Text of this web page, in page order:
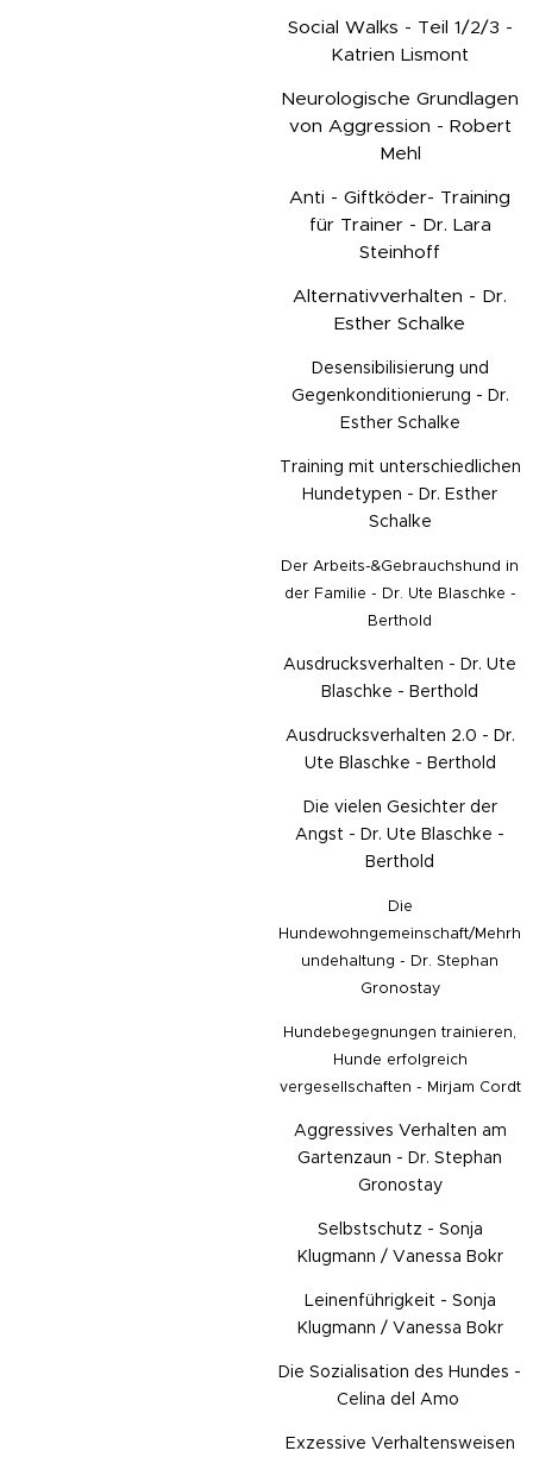
Social Walks - Teil 1/2/3 -
Katrien Lismont
Neurologische Grundlagen
von Aggression - Robert
Mehl
Anti - Giftköder- Training
für Trainer - Dr. Lara
Steinhoff
Alternativverhalten - Dr.
Esther Schalke
Desensibilisierung und
Gegenkonditionierung - Dr.
Esther Schalke
Training mit unterschiedlichen
Hundetypen - Dr. Esther
Schalke
Der Arbeits-&Gebrauchshund in
der Familie - Dr. Ute Blaschke -
Berthold
Ausdrucksverhalten - Dr. Ute
Blaschke - Berthold
Ausdrucksverhalten 2.0 - Dr.
Ute Blaschke - Berthold
Die vielen Gesichter der
Angst - Dr. Ute Blaschke -
Berthold
Die
Hundewohngemeinschaft/Mehrh
undehaltung - Dr. Stephan
Gronostay
Hundebegegnungen trainieren,
Hunde erfolgreich
vergesellschaften - Mirjam Cordt
Aggressives Verhalten am
Gartenzaun - Dr. Stephan
Gronostay
Selbstschutz - Sonja
Klugmann / Vanessa Bokr
Leinenführigkeit - Sonja
Klugmann / Vanessa Bokr
Die Sozialisation des Hundes -
Celina del Amo
Exzessive Verhaltensweisen